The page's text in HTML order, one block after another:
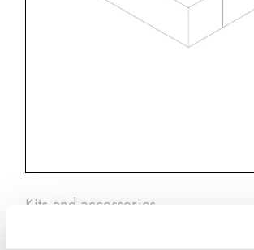
Kits and accessories